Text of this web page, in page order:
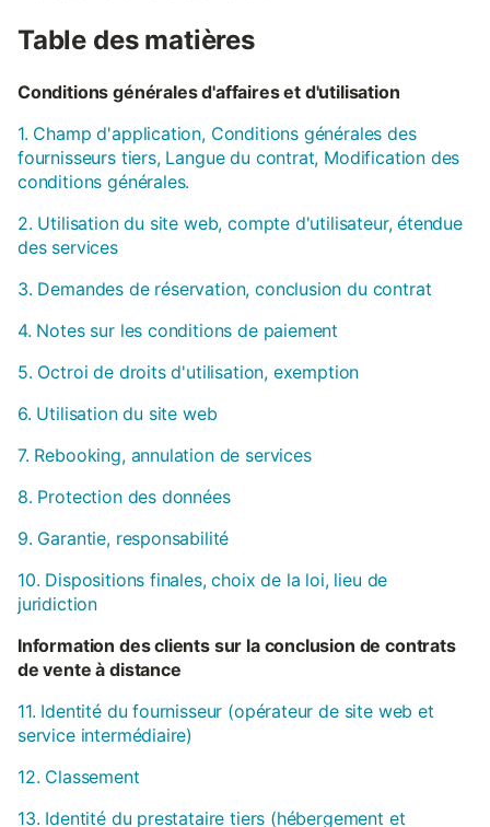
Table des matières
Conditions générales d'affaires et d'utilisation
1. Champ d'application, Conditions générales des
fournisseurs tiers, Langue du contrat, Modification des
conditions générales.
2. Utilisation du site web, compte d'utilisateur, étendue
des services
3. Demandes de réservation, conclusion du contrat
4. Notes sur les conditions de paiement
5. Octroi de droits d'utilisation, exemption
6. Utilisation du site web
7. Rebooking, annulation de services
8. Protection des données
9. Garantie, responsabilité
10. Dispositions finales, choix de la loi, lieu de
juridiction
Information des clients sur la conclusion de contrats
de vente à distance
11. Identité du fournisseur (opérateur de site web et
service intermédiaire)
12. Classement
13. Identité du prestataire tiers (hébergement et